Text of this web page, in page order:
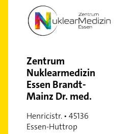
Zentrum
Nuklearmedizin
Essen Brandt-
Mainz Dr. med.
Henricistr. • 45136
Essen-Huttrop